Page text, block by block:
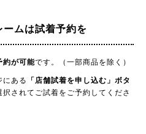
ームは試着予約を
約が可能です。（一部商品を除く）
にある
「店舗試着を申し込む」ボタ
されてご試着をご予約してくださ